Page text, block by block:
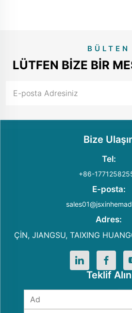
BÜLTEN
LÜTFEN BIZE BIR
Bize
Tel:
+86-
E-posta:
Adres:
ÇİN, JIANGSU, TAIXING
Teklif Alın